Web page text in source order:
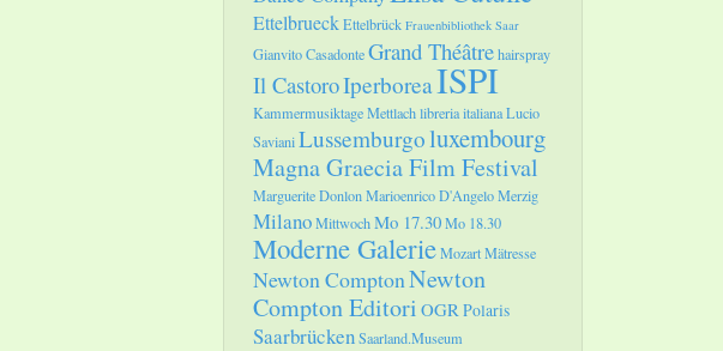
EttelbrueckEttelbrück Frauenbibliothek Saar
Gianvito CasadonteGrand Théâtrehairspray
Il CastoroIperboreaISPI
Kammermusiktage Mettlachlibreria italianaLucio
SavianiLussemburgoluxembourg
Magna Graecia Film Festival
Marguerite DonlonMarioenrico D'AngeloMerzig
MilanoMittwochMo 17.30Mo 18.30
Moderne GalerieMozartMätresse
Newton ComptonNewton
Compton Editori OGRPolaris
SaarbrückenSaarland.Museum